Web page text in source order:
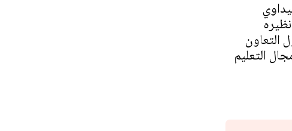
التعاون
التعليم